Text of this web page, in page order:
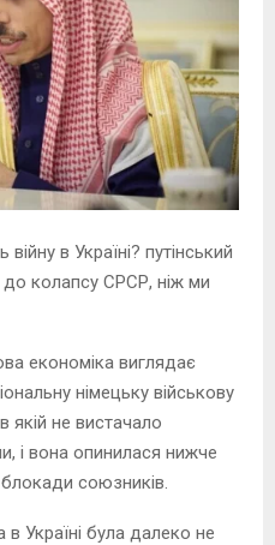
в Україні? путінський
колапсу СРСР, ніж ми
економіка виглядає
німецьку військову
якій не вистачало
і вона опинилася нижче
блокади союзників.
в Україні була далеко не